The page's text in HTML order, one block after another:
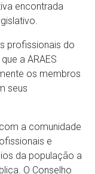
encontrada
profissionais do
a ARAES
os membros
seus
a comunidade
e
da população a
O Conselho